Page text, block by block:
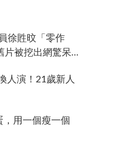
徐貹旼「零作
被挖出網驚呆：
人演！21歲新人
，用一個瘦一個